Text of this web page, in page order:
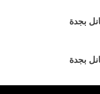
بجدة
بجدة